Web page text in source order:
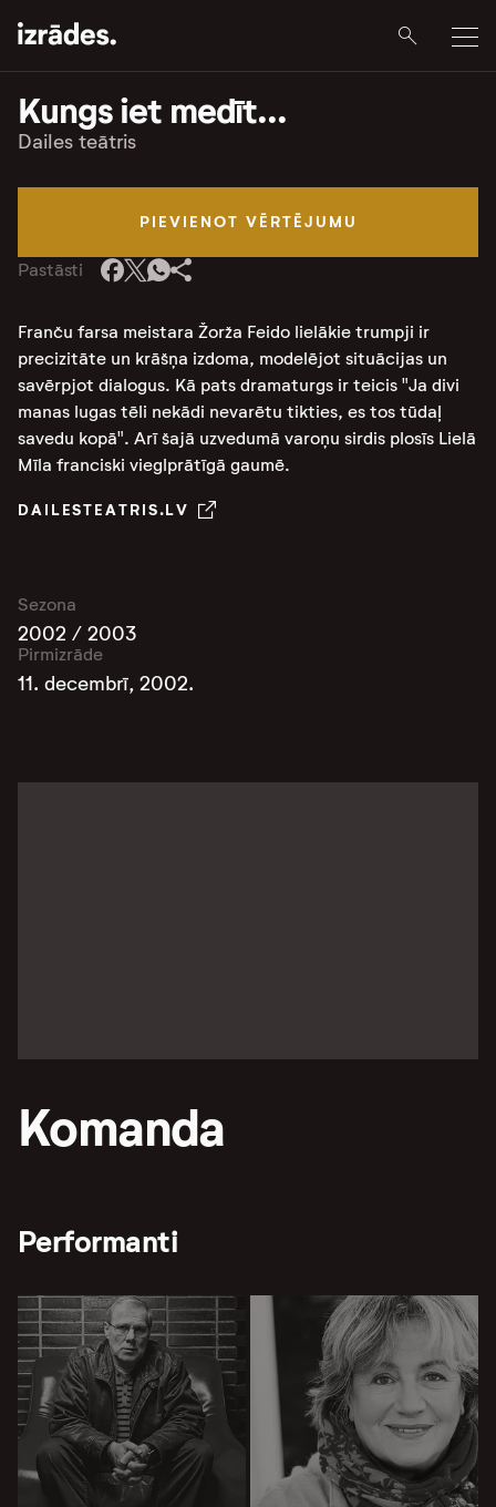
Kungs iet medīt...
Dailes teātris
PIEVIENOT VĒRTĒJUMU
Pastāsti
Franču farsa meistara Žorža Feido lielākie trumpji ir
precizitāte un krāšņa izdoma, modelējot situācijas un
savērpjot dialogus. Kā pats dramaturgs ir teicis "Ja divi
manas lugas tēli nekādi nevarētu tikties, es tos tūdaļ
savedu kopā". Arī šajā uzvedumā varoņu sirdis plosīs Lielā
Mīla franciski vieglprātīgā gaumē.
DAILESTEATRIS.LV
Sezona
2002 / 2003
Pirmizrāde
11. decembrī, 2002.
Komanda
Performanti